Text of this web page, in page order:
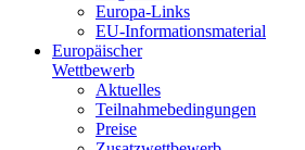
Europa-Links
EU-Informationsmaterial
Europäischer
Wettbewerb
Aktuelles
Teilnahme­bedingungen
Preise